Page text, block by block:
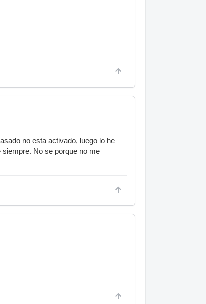
no esta activado, luego lo he
siempre. No se porque no me